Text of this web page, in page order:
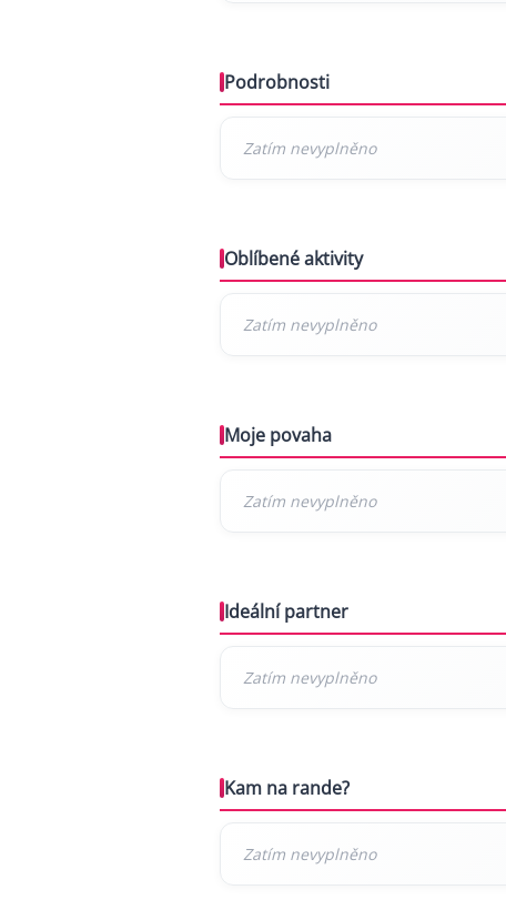
Podrobnosti
Oblíbené aktivity
Moje povaha
Ideální partner
Kam na rande?